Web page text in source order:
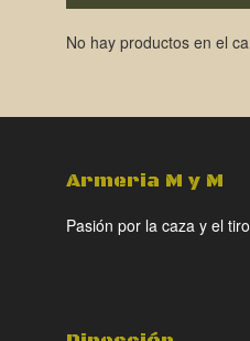
No hay productos en el
Armeria M y M
Pasión por la caza y el